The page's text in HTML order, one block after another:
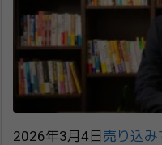
2026年3月4日 売り込み